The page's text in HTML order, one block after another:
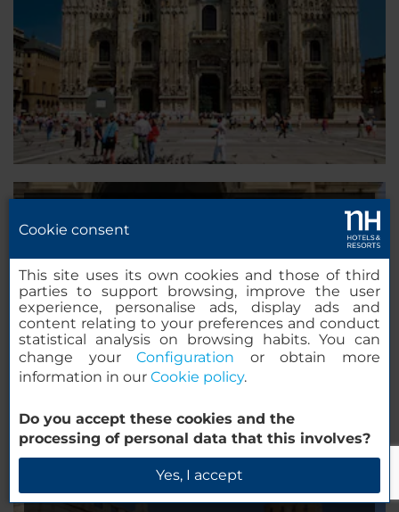
Rome Travel Guide
Cookie consent
This site uses its own cookies and those of third
parties to support browsing, improve the user
experience, personalise ads, display ads and
content relating to your preferences and conduct
statistical analysis on browsing habits. You can
change yourConfiguration or obtain more
information in our Cookie policy.
Do you accept these cookies and the
processing of personal data that this involves?
Yes, I accept